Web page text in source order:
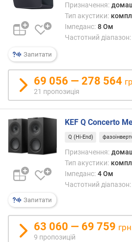
д
)
у
р
н
а
н
а
л
н
о
Запитати
Призначення:
Тип акустики:
Імпеданс: 8 Ом
Частотний діапазон:
69 056 — 278 564
21 пропозиція
Запитати
KEF Q Concerto
Q (Hi-End)
Призначення:
Тип акустики:
Імпеданс: 4 Ом
Частотний діапазон:
63 060 — 69 759
9 пропозицій